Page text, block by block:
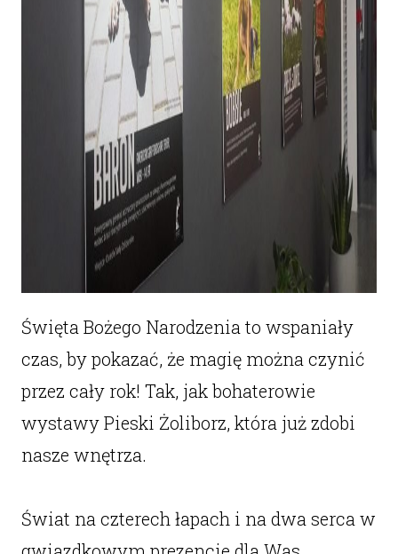
Święta Bożego Narodzenia to wspaniały
czas, by pokazać, że magię można czynić
przez cały rok! Tak, jak bohaterowie
wystawy Pieski Żoliborz, która już zdobi
nasze wnętrza.
Świat na czterech łapach i na dwa serca w